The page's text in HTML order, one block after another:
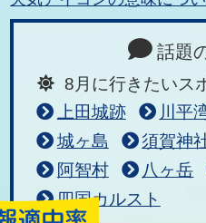
話題
8月に行きたいス
上田城跡
川平
城ヶ島
須賀神
阿智村
八ヶ岳
四国カルスト